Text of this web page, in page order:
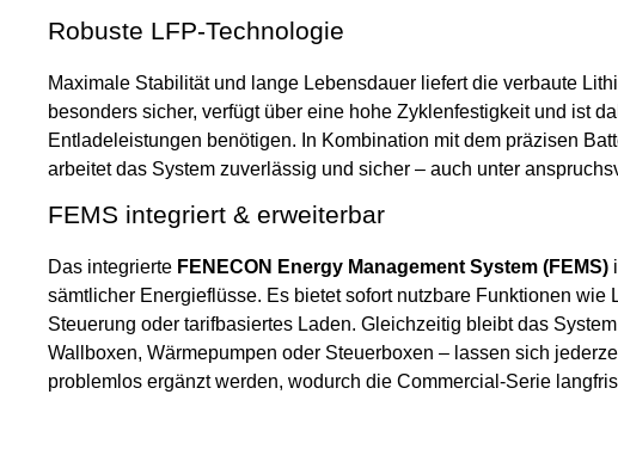
Robuste LFP-Technologie
Maximale Stabilität und lange Lebensdauer liefert die verbaute
besonders sicher, verfügt über eine hohe Zyklenfestigkeit und ist
Entladeleistungen benötigen. In Kombination mit dem präzisen
arbeitet das System zuverlässig und sicher – auch unter
FEMS integriert & erweiterbar
Das integrierte FENECON Energy Management System (FEMS)
sämtlicher Energieflüsse. Es bietet sofort nutzbare Funktionen
Steuerung oder tarifbasiertes Laden. Gleichzeitig bleibt das
Wallboxen, Wärmepumpen oder Steuerboxen – lassen sich
problemlos ergänzt werden, wodurch die Commercial-Serie